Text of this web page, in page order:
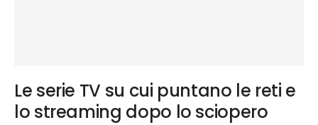
Le serie TV su cui puntano le reti e
lo streaming dopo lo sciopero